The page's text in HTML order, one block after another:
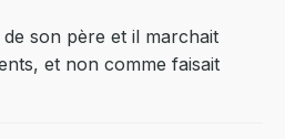
son père et il marchait
et non comme faisait